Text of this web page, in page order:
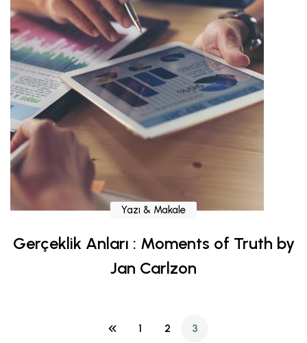
Yazı & Makale
Gerçeklik Anları : Moments of Truth by
Jan Carlzon
1 2 3(current)